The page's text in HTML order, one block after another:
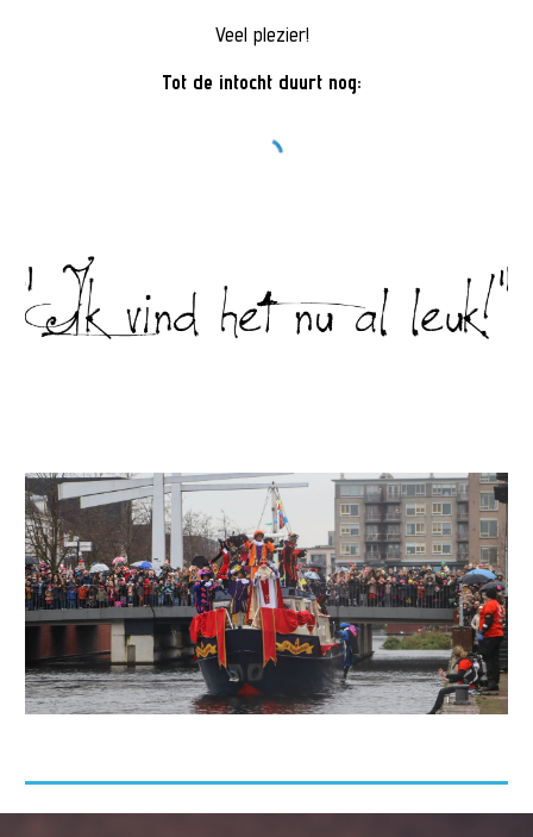
Veel plezier!
Tot de intocht duurt nog: